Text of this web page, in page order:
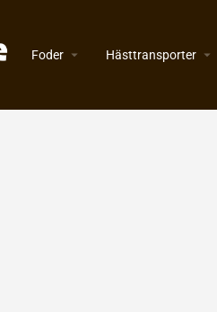
Foder Hästtransporter